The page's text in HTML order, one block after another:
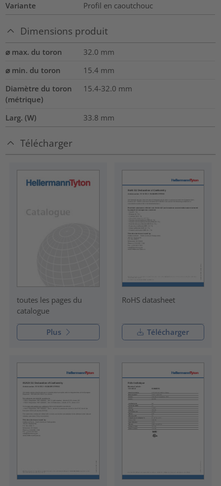
Variante
Profil en caoutchouc
Dimensions produit
⌀ max. du toron 32.0 mm
⌀ min. du toron
15.4 mm
Diamètre du toron
(métrique)
15.4-32.0 mm
Larg. (W) 33.8 mm
Télécharger
toutes les pages du
catalogue
Plus
RoHS datasheet
Télécharger